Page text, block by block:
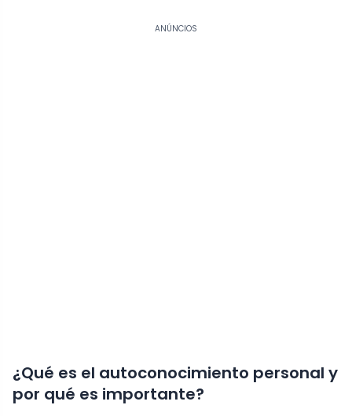
ANÚNCIOS
¿Qué es el autoconocimiento personal y
por qué es importante?